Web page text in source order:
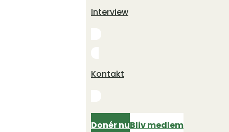
Interview
Kontakt
Donér nuBliv medlem